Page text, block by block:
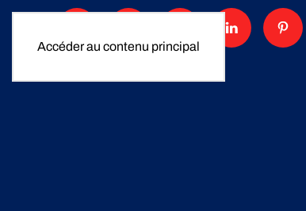
Accéder au contenu principal